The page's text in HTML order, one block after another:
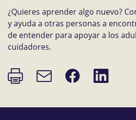
¿Quieres aprender algo nuevo?
y ayuda a otras personas a
de entender para apoyar a los
cuidadores.
Imprimir
página
Enlace
de
Compartir
en
Compartir
en